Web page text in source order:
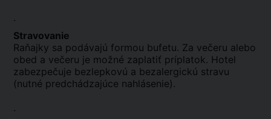
.
Stravovanie
Raňajky sa podávajú formou bufetu. Za večeru alebo
obed a večeru je možné zaplatiť príplatok. Hotel
zabezpečuje bezlepkovú a bezalergickú stravu
(nutné predchádzajúce nahlásenie).
.